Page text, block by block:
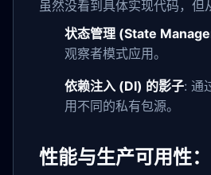
虽然没看到具体实现代码，
状态管理 (State
观察者模式应用。
依赖注入 (DI) 的影子: 通
用不同的私有包源。
性能与生产可用性